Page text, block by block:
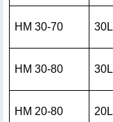
HM 30-70
HM 30-80
HM 20-80